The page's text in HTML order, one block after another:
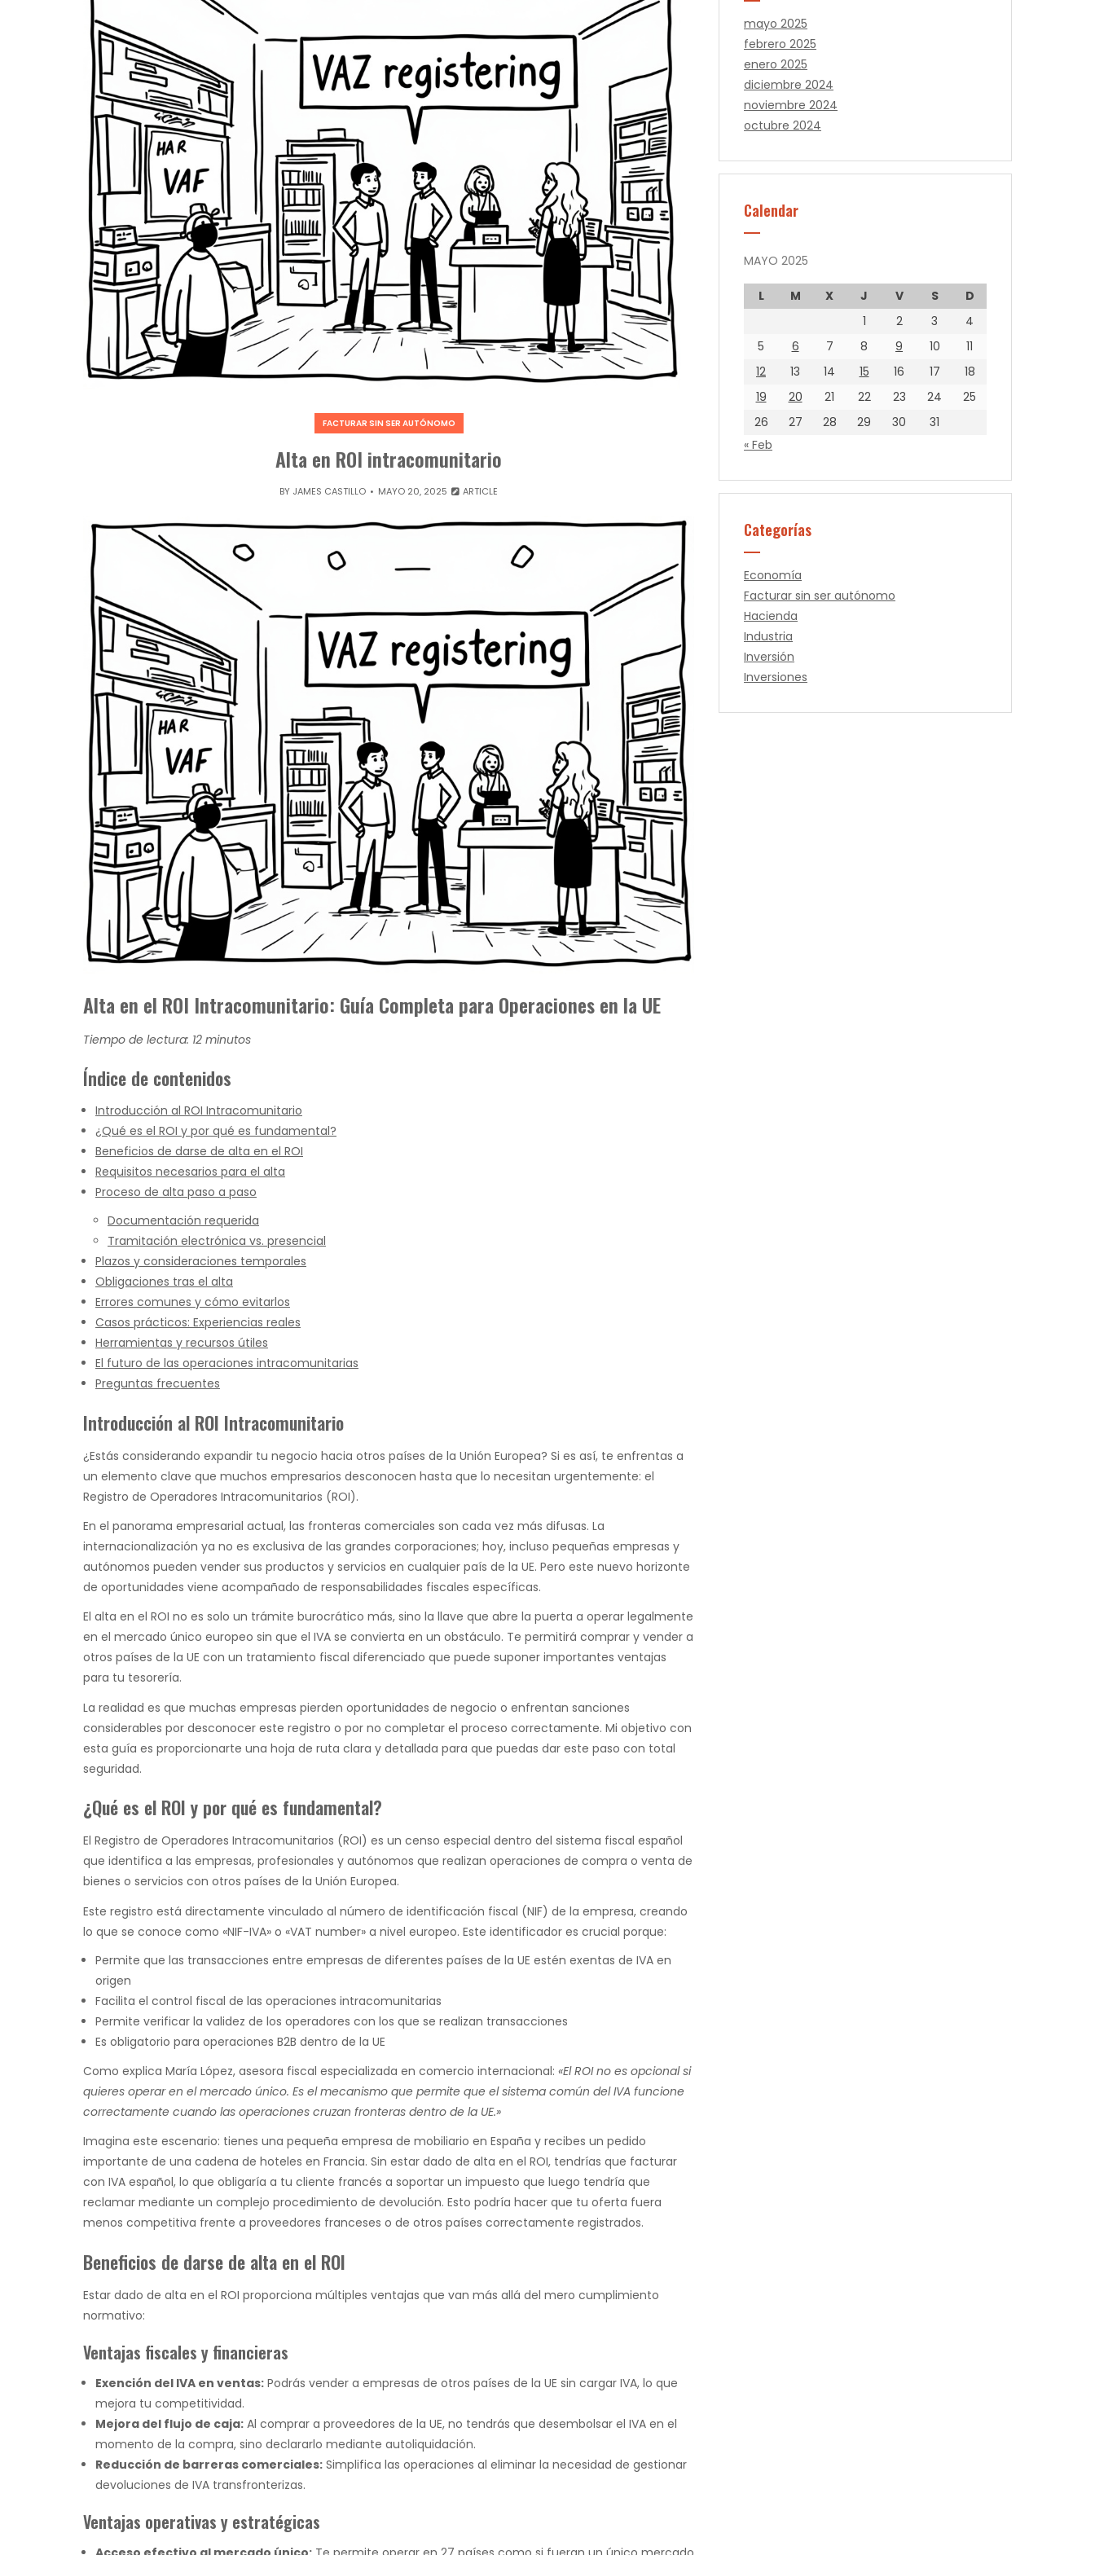
FACTURAR SIN SER AUTÓNOMO
Alta en ROI intracomunitario
BY JAMES CASTILLO MAYO 20, 2025 ARTICLE
Alta en el ROI Intracomunitario: Guía Completa para Operaciones en la UE
Tiempo de lectura: 12 minutos
Índice de contenidos
Introducción al ROI Intracomunitario
¿Qué es el ROI y por qué es fundamental?
Beneficios de darse de alta en el ROI
Requisitos necesarios para el alta
Proceso de alta paso a paso
Documentación requerida
Tramitación electrónica vs. presencial
Plazos y consideraciones temporales
Obligaciones tras el alta
Errores comunes y cómo evitarlos
Casos prácticos: Experiencias reales
Herramientas y recursos útiles
El futuro de las operaciones intracomunitarias
Preguntas frecuentes
Introducción al ROI Intracomunitario
¿Estás considerando expandir tu negocio hacia otros países de la Unión Europea? Si es así, te enfrentas a
un elemento clave que muchos empresarios desconocen hasta que lo necesitan urgentemente: el
Registro de Operadores Intracomunitarios (ROI).
En el panorama empresarial actual, las fronteras comerciales son cada vez más difusas. La
internacionalización ya no es exclusiva de las grandes corporaciones; hoy, incluso pequeñas empresas y
autónomos pueden vender sus productos y servicios en cualquier país de la UE. Pero este nuevo horizonte
de oportunidades viene acompañado de responsabilidades fiscales específicas.
El alta en el ROI no es solo un trámite burocrático más, sino la llave que abre la puerta a operar legalmente
en el mercado único europeo sin que el IVA se convierta en un obstáculo. Te permitirá comprar y vender a
otros países de la UE con un tratamiento fiscal diferenciado que puede suponer importantes ventajas
para tu tesorería.
La realidad es que muchas empresas pierden oportunidades de negocio o enfrentan sanciones
considerables por desconocer este registro o por no completar el proceso correctamente. Mi objetivo con
esta guía es proporcionarte una hoja de ruta clara y detallada para que puedas dar este paso con total
seguridad.
¿Qué es el ROI y por qué es fundamental?
El Registro de Operadores Intracomunitarios (ROI) es un censo especial dentro del sistema fiscal español
que identifica a las empresas, profesionales y autónomos que realizan operaciones de compra o venta de
bienes o servicios con otros países de la Unión Europea.
Este registro está directamente vinculado al número de identificación fiscal (NIF) de la empresa, creando
lo que se conoce como «NIF-IVA» o «VAT number» a nivel europeo. Este identificador es crucial porque:
Permite que las transacciones entre empresas de diferentes países de la UE estén exentas de IVA en
origen
Facilita el control fiscal de las operaciones intracomunitarias
Permite verificar la validez de los operadores con los que se realizan transacciones
Es obligatorio para operaciones B2B dentro de la UE
Como explica María López, asesora fiscal especializada en comercio internacional: «El ROI no es opcional si
quieres operar en el mercado único. Es el mecanismo que permite que el sistema común del IVA funcione
correctamente cuando las operaciones cruzan fronteras dentro de la UE.»
Imagina este escenario: tienes una pequeña empresa de mobiliario en España y recibes un pedido
importante de una cadena de hoteles en Francia. Sin estar dado de alta en el ROI, tendrías que facturar
con IVA español, lo que obligaría a tu cliente francés a soportar un impuesto que luego tendría que
reclamar mediante un complejo procedimiento de devolución. Esto podría hacer que tu oferta fuera
menos competitiva frente a proveedores franceses o de otros países correctamente registrados.
Beneficios de darse de alta en el ROI
Estar dado de alta en el ROI proporciona múltiples ventajas que van más allá del mero cumplimiento
normativo:
Ventajas fiscales y financieras
Exención del IVA en ventas: Podrás vender a empresas de otros países de la UE sin cargar IVA, lo que
mejora tu competitividad.
Mejora del flujo de caja: Al comprar a proveedores de la UE, no tendrás que desembolsar el IVA en el
momento de la compra, sino declararlo mediante autoliquidación.
Reducción de barreras comerciales: Simplifica las operaciones al eliminar la necesidad de gestionar
devoluciones de IVA transfronterizas.
Ventajas operativas y estratégicas
mayo 2025
febrero 2025
enero 2025
diciembre 2024
noviembre 2024
octubre 2024
Calendar
MAYO 2025
L M X J V S
D
1
2 3
4
5
6 7 8 9 10
11
12
13 14 15 16 17
18
19
20 21 22 23 24
25
26
27 28 29 30
31
« Feb
Categorías
Economía
Facturar sin ser autónomo
Hacienda
Industria
Inversión
Inversiones